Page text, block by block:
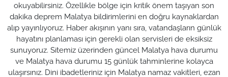
okuyabilirsiniz. Özellikle bölge için kritik önem taşıyan son
dakika deprem Malatya bildirimlerini en doğru kaynaklardan
alıp yayınlıyoruz. Haber akışının yanı sıra, vatandaşların günlük
hayatını planlaması için gerekli olan servisleri de eksiksiz
sunuyoruz. Sitemiz üzerinden güncel Malatya hava durumu
ve Malatya hava durumu 15 günlük tahminlerine kolayca
ulaşırsınız. Dini ibadetleriniz için Malatya namaz vakitleri, ezan